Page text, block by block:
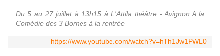
Du 5 au 27 juillet à 13h15 à L'Attila théâtre - Avignon A la
Comédie des 3 Bornes à la rentrée
https://www.youtube.com/watch?v=hTh1Jw1PWL0